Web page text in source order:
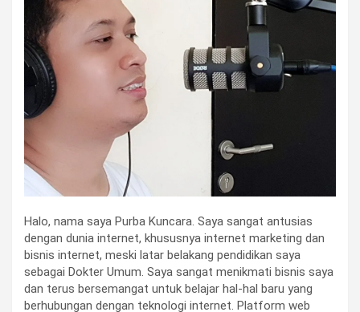
Halo, nama saya Purba Kuncara. Saya sangat antusias
dengan dunia internet, khususnya internet marketing dan
bisnis internet, meski latar belakang pendidikan saya
sebagai Dokter Umum. Saya sangat menikmati bisnis saya
dan terus bersemangat untuk belajar hal-hal baru yang
berhubungan dengan teknologi internet. Platform web